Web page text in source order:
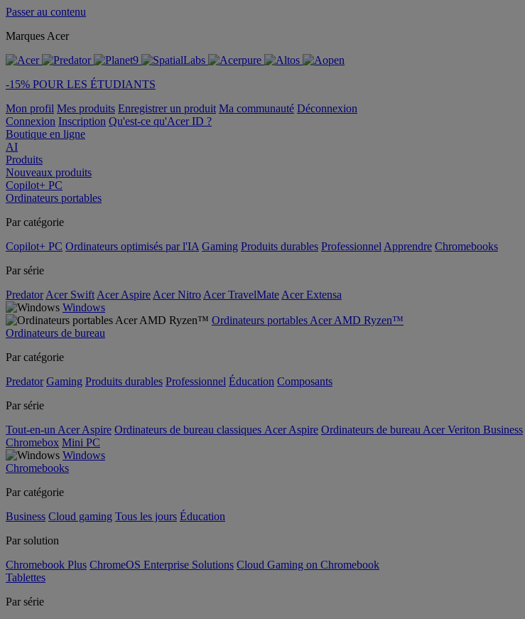
Passer au contenu
Marques Acer
-15% POUR LES ÉTUDIANTS
Mon profil Mes produits Enregistrer un produit Ma communauté Déconnexion
Connexion Inscription Qu'est-ce qu'Acer ID ?
Boutique en ligne
AI
Produits
Nouveaux produits
Copilot+ PC
Ordinateurs portables
Par catégorie
Copilot+ PC Ordinateurs optimisés par l'IA Gaming Produits durables Professionnel Apprendre Chromebooks
Par série
Predator Acer Swift Acer Aspire Acer Nitro Acer TravelMate Acer Extensa
Windows
Ordinateurs portables Acer AMD Ryzen™
Ordinateurs de bureau
Par catégorie
Predator Gaming Produits durables Professionnel Éducation Composants
Par série
Tout-en-un Acer Aspire Ordinateurs de bureau classiques Acer Aspire Ordinateurs de bureau Acer Veriton Business
Chromebox Mini PC
Windows
Chromebooks
Par catégorie
Business Cloud gaming Tous les jours Éducation
Par solution
Chromebook Plus ChromeOS Enterprise Solutions Cloud Gaming on Chromebook
Tablettes
Par série